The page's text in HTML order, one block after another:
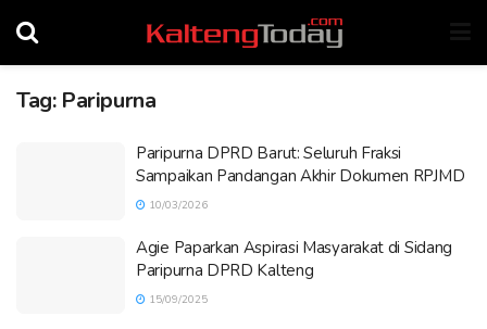
Tag: Paripurna
Paripurna DPRD Barut: Seluruh Fraksi
Sampaikan Pandangan Akhir Dokumen RPJMD
10/03/2026
Agie Paparkan Aspirasi Masyarakat di Sidang
Paripurna DPRD Kalteng
15/09/2025